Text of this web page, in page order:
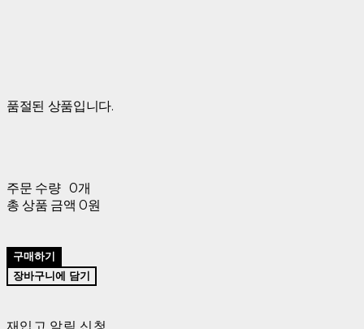
품절된 상품입니다.
주문 수량 0개
총 상품 금액 0원
구매하기
장바구니에 담기
재입고 알림 신청